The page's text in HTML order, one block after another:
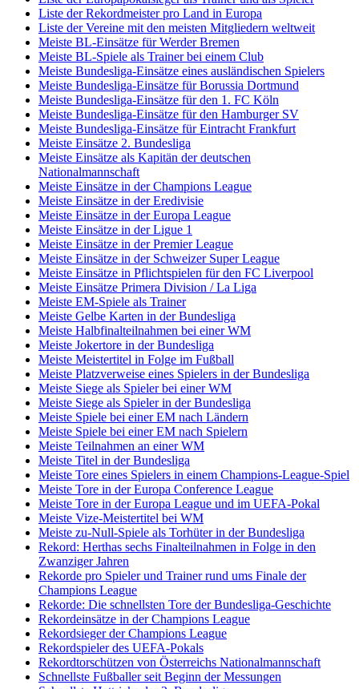
Liste der Rekordmeister pro Land in Europa
Liste der Vereine mit den meisten Mitgliedern weltweit
Meiste BL-Einsätze für Werder Bremen
Meiste BL-Spiele als Trainer bei einem Club
Meiste Bundesliga-Einsätze eines ausländischen Spielers
Meiste Bundesliga-Einsätze für Borussia Dortmund
Meiste Bundesliga-Einsätze für den 1. FC Köln
Meiste Bundesliga-Einsätze für den Hamburger SV
Meiste Bundesliga-Einsätze für Eintracht Frankfurt
Meiste Einsätze 2. Bundesliga
Meiste Einsätze als Kapitän der deutschen
Nationalmannschaft
Meiste Einsätze in der Champions League
Meiste Einsätze in der Eredivisie
Meiste Einsätze in der Europa League
Meiste Einsätze in der Ligue 1
Meiste Einsätze in der Premier League
Meiste Einsätze in der Schweizer Super League
Meiste Einsätze in Pflichtspielen für den FC Liverpool
Meiste Einsätze Primera Division / La Liga
Meiste EM-Spiele als Trainer
Meiste Gelbe Karten in der Bundesliga
Meiste Halbfinalteilnahmen bei einer WM
Meiste Jokertore in der Bundesliga
Meiste Meistertitel in Folge im Fußball
Meiste Platzverweise eines Spielers in der Bundesliga
Meiste Siege als Spieler bei einer WM
Meiste Siege als Spieler in der Bundesliga
Meiste Spiele bei einer EM nach Ländern
Meiste Spiele bei einer EM nach Spielern
Meiste Teilnahmen an einer WM
Meiste Titel in der Bundesliga
Meiste Tore eines Spielers in einem Champions-League-Spiel
Meiste Tore in der Europa Conference League
Meiste Tore in der Europa League und im UEFA-Pokal
Meiste Vize-Meistertitel bei WM
Meiste zu-Null-Spiele als Torhüter in der Bundesliga
Rekord: Herthas sechs Finalteilnahmen in Folge in den
Zwanziger Jahren
Rekorde pro Spieler und Trainer rund ums Finale der
Champions League
Rekorde: Die schnellsten Tore der Bundesliga-Geschichte
Rekordeinsätze in der Champions League
Rekordsieger der Champions League
Rekordspieler des UEFA-Pokals
Rekordtorschützen von Österreichs Nationalmannschaft
Schnellste Fußballer seit Beginn der Messungen